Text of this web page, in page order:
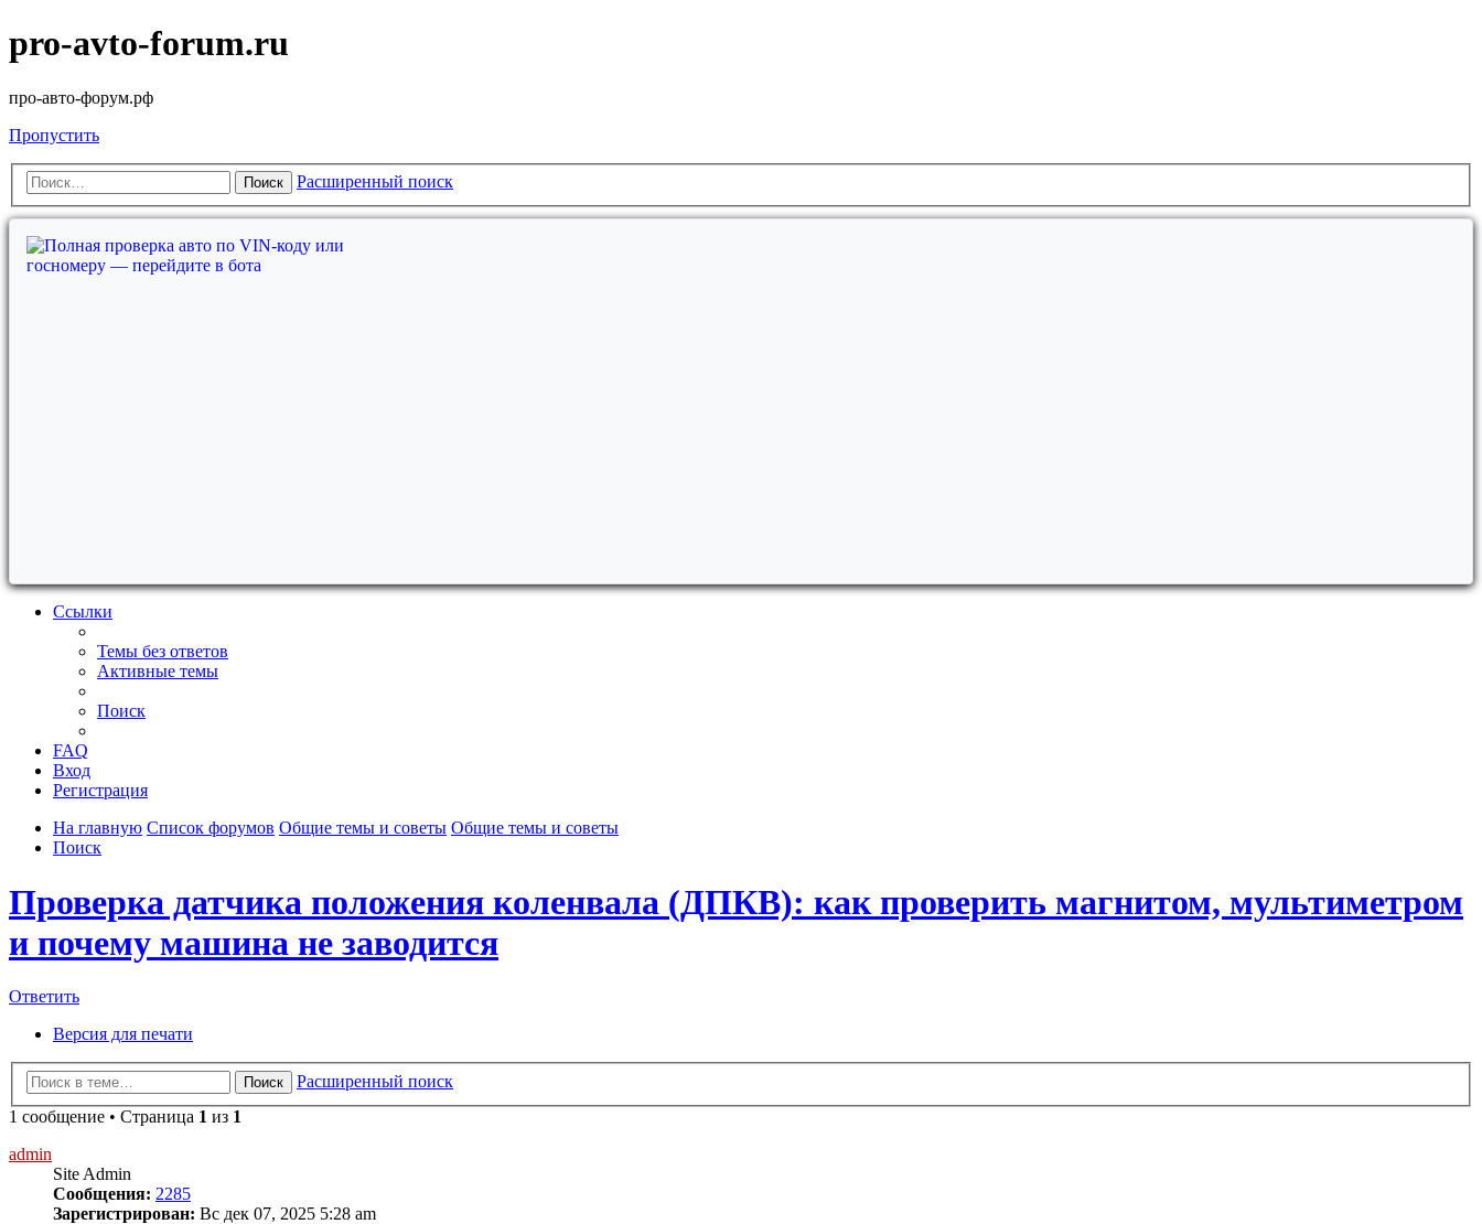
pro-avto-forum.ru
про-авто-форум.рф
Пропустить
Поиск Расширенный поиск
Ссылки
Темы без ответов
Активные темы
Поиск
FAQ
Вход
Регистрация
На главную Список форумов Общие темы и советы Общие темы и советы
Поиск
Проверка датчика положения коленвала (ДПКВ): как проверить магнитом, мультиметром
и почему машина не заводится
Ответить
Версия для печати
Поиск
Расширенный поиск
1 сообщение • Страница 1 из 1
admin
Site Admin
Сообщения: 2285
Зарегистрирован: Вс дек 07, 2025 5:28 am